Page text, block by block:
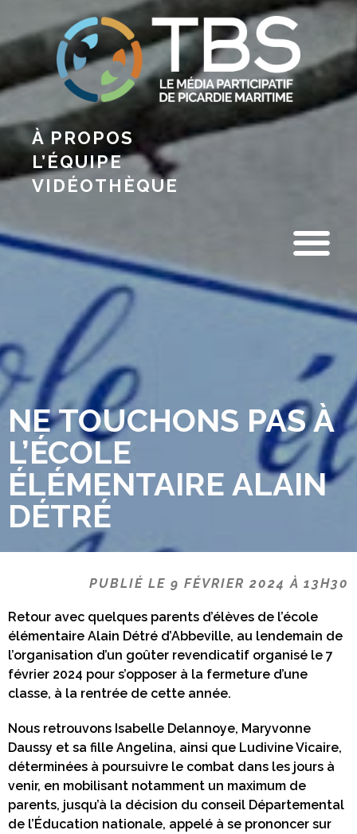
À PROPOS
L’ÉQUIPE
VIDÉOTHÈQUE
NE TOUCHONS PAS À
L’ÉCOLE
ÉLÉMENTAIRE ALAIN
DÉTRÉ
PUBLIÉ LE 9 FÉVRIER 2024 À 13H30
Retour avec quelques parents d’élèves de l’école
élémentaire Alain Détré d’Abbeville, au lendemain de
l’organisation d’un goûter revendicatif organisé le 7
février 2024 pour s’opposer à la fermeture d’une
classe, à la rentrée de cette année.
Nous retrouvons Isabelle Delannoye, Maryvonne
Daussy et sa fille Angelina, ainsi que Ludivine Vicaire,
déterminées à poursuivre le combat dans les jours à
venir, en mobilisant notamment un maximum de
parents, jusqu’à la décision du conseil Départemental
de l’Éducation nationale, appelé à se prononcer sur